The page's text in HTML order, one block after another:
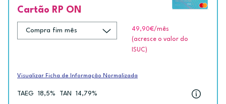
Cartão RP ON
49,90€/mês
(acresce o valor do
ISUC)
Visualizar Ficha de Informação Normalizada
TAEG 18,5% TAN 14,79%